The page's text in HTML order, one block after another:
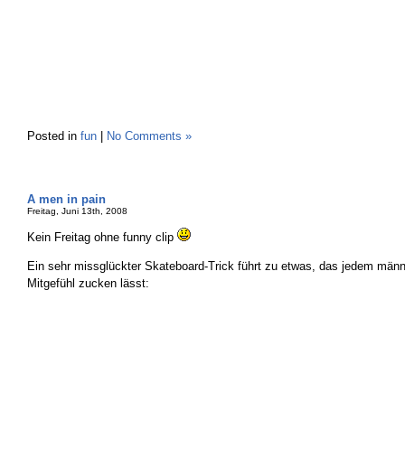
Posted in fun No Comments »
A men in pain
Freitag, Juni 13th, 2008
Kein Freitag ohne funny clip
Ein sehr missglückter Skateboard-Trick führt zu etwas, das jedem
Mitgefühl zucken lässt: